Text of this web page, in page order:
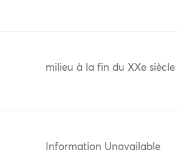
milieu à la fin du XXe siècle
Information Unavailable